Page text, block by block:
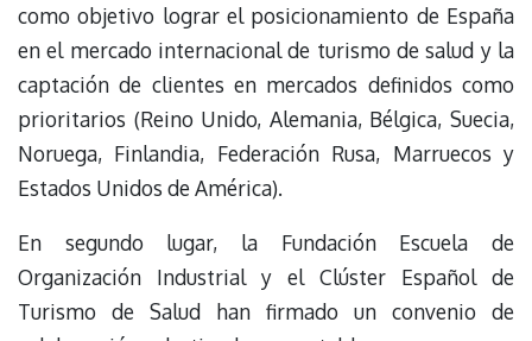
como objetivo lograr el posicionamiento de España
en el mercado internacional de turismo de salud y la
captación de clientes en mercados definidos como
prioritarios (Reino Unido, Alemania, Bélgica, Suecia,
Noruega, Finlandia, Federación Rusa, Marruecos y
Estados Unidos de América).
En segundo lugar, la Fundación Escuela de
Organización Industrial y el Clúster Español de
Turismo de Salud han firmado un convenio de